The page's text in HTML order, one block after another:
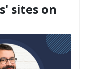
sites on